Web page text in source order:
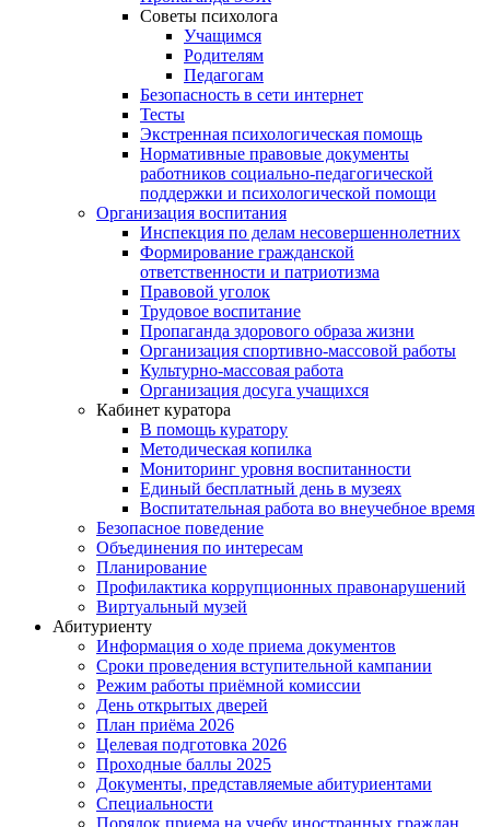
Советы психолога
Учащимся
Родителям
Педагогам
Безопасность в сети интернет
Тесты
Экстренная психологическая помощь
Нормативные правовые документы
работников социально-педагогической
поддержки и психологической помощи
Организация воспитания
Инспекция по делам несовершеннолетних
Формирование гражданской
ответственности и патриотизма
Правовой уголок
Трудовое воспитание
Пропаганда здорового образа жизни
Организация спортивно-массовой работы
Культурно-массовая работа
Организация досуга учащихся
Кабинет куратора
В помощь куратору
Методическая копилка
Мониторинг уровня воспитанности
Единый бесплатный день в музеях
Воспитательная работа во внеучебное время
Безопасное поведение
Объединения по интересам
Планирование
Профилактика коррупционных правонарушений
Виртуальный музей
Абитуриенту
Информация о ходе приема документов
Сроки проведения вступительной кампании
Режим работы приёмной комиссии
День открытых дверей
План приёма 2026
Целевая подготовка 2026
Проходные баллы 2025
Документы, представляемые абитуриентами
Специальности
Порядок приема на учебу иностранных граждан